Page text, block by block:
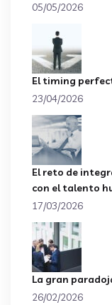
05/05/2026
El timing
23/04/2026
El reto de
con el talento
17/03/2026
La gran
26/02/2026